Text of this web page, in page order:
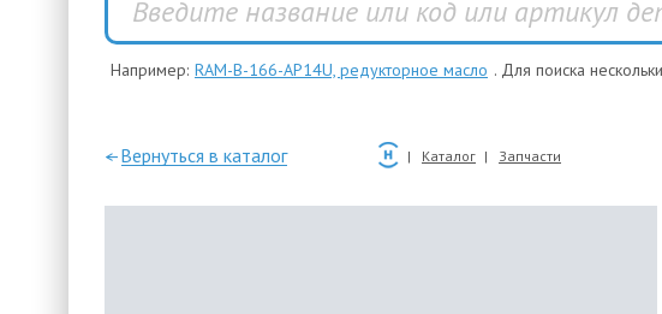
Например: RAM-B-166-AP14U, редукторное масло . Для поиска
—Вернуться в каталог Каталог Запчасти